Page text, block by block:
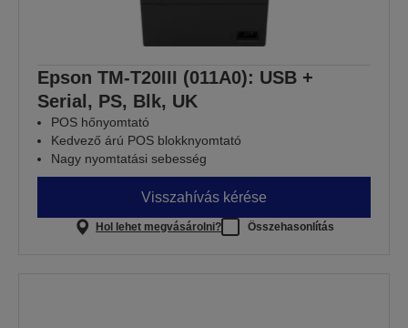
Epson TM-T20III (011A0): USB +
Serial, PS, Blk, UK
POS hőnyomtató
Kedvező árú POS blokknyomtató
Nagy nyomtatási sebesség
Visszahívás kérése
Hol lehet megvásárolni? Összehasonlítás